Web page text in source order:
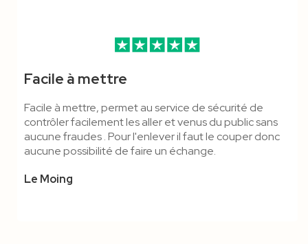
Facile à mettre
Facile à mettre, permet au service de sécurité de
contrôler facilement les aller et venus du public sans
aucune fraudes . Pour l'enlever il faut le couper donc
aucune possibilité de faire un échange.
Le Moing